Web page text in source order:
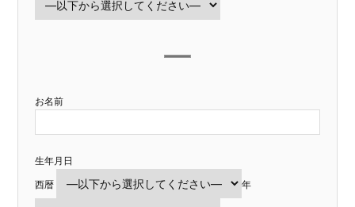
お名前
生年月日
西暦
年